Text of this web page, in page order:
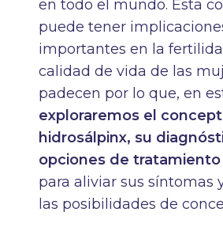
en todo el mundo. Esta
puede tener
importantes en la
calidad de vida de las
padecen por lo que, en
exploraremos el
hidrosálpinx, su
opciones de tratamiento
para aliviar sus síntomas
las posibilidades de